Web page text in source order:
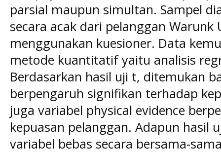
parsial maupun simultan. Sampel
secara acak dari pelanggan
menggunakan kuesioner. Data
metode kuantitatif yaitu analisis
Berdasarkan hasil uji t, ditemukan
berpengaruh signifikan terhadap
juga variabel physical evidence
kepuasan pelanggan. Adapun hasil
variabel bebas secara bersama-